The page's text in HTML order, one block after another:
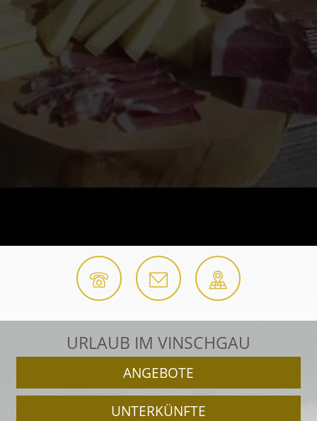
URLAUB IM VINSCHGAU
ANGEBOTE
UNTERKÜNFTE